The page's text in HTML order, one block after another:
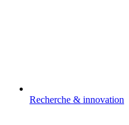
Recherche & innovation